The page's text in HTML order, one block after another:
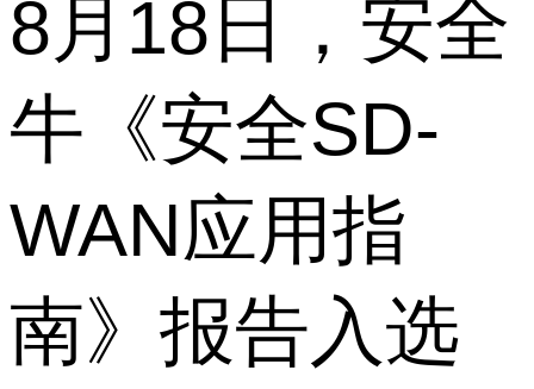
8月18日，安全
牛《安全SD-
WAN应用指
南》报告入选